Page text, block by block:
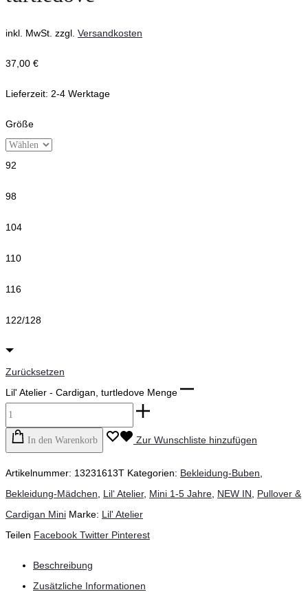
inkl. MwSt. zzgl. Versandkosten
37,00 €
Lieferzeit: 2-4 Werktage
Größe
92
98
104
110
116
122/128
Zurücksetzen
Lil' Atelier - Cardigan, turtledove Menge
In den Warenkorb Zur Wunschliste hinzufügen
Artikelnummer: 13231613T Kategorien: Bekleidung-Buben
Bekleidung-Mädchen
Lil‘ Atelier, Mini 1-5 Jahre NEW IN
Pullover &
Cardigan Mini Marke: Lil' Atelier
Teilen Facebook Twitter Pinterest
Beschreibung
Zusätzliche Informationen